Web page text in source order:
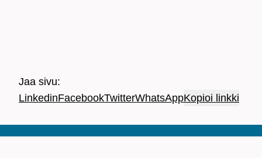
Jaa sivu:
LinkedinFacebookTwitterWhatsAppKopioi linkki